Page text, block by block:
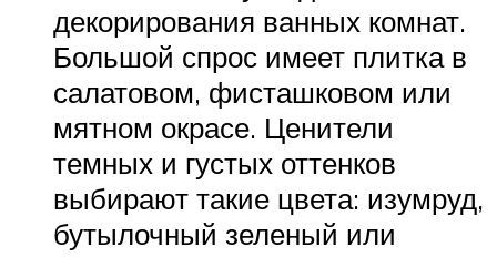
декорирования ванных комнат.
Большой спрос имеет плитка в
салатовом, фисташковом или
мятном окрасе. Ценители
темных и густых оттенков
выбирают такие цвета: изумруд,
бутылочный зеленый или